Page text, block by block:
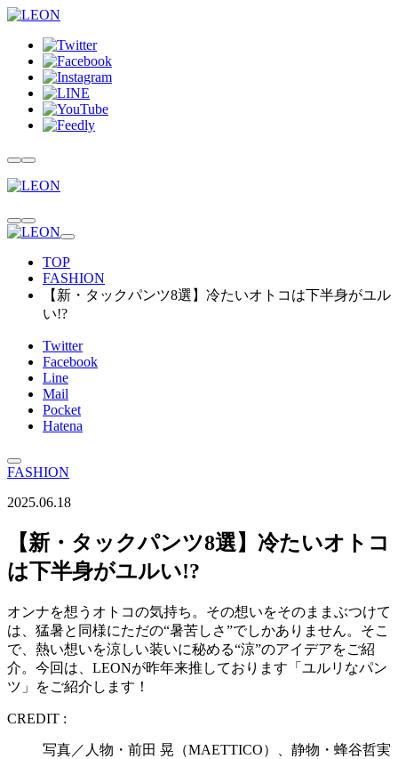
TOP
FASHION
【新・タックパンツ8選】冷たいオトコは下半身がユル
い!?
Twitter
Facebook
Line
Mail
Pocket
Hatena
FASHION
2025.06.18
【新・タックパンツ8選】冷たいオトコ
は下半身がユルい!?
オンナを想うオトコの気持ち。その想いをそのままぶつけて
は、猛暑と同様にただの“暑苦しさ”でしかありません。そこ
で、熱い想いを涼しい装いに秘める“涼”のアイデアをご紹
介。今回は、LEONが昨年来推しております「ユルリなパン
ツ」をご紹介します！
CREDIT :
写真／人物・前田 晃（MAETTICO）、静物・蜂谷哲実